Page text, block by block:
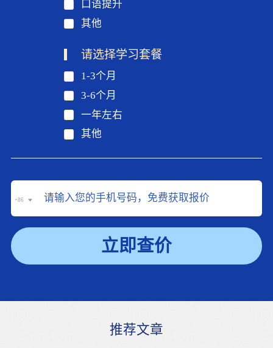
口语提升
其他
请选择学习套餐
1-3个月
3-6个月
一年左右
其他
+86
立即查价
推荐文章